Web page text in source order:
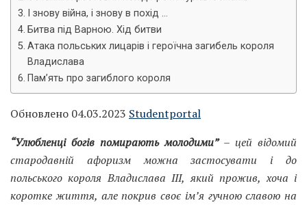
І знову війна, і знову в похід …
Битва під Варною. Хід битви
Атака польських лицарів і героїчна загибель короля
Владислава
Пам’ять про загиблого короля
Обновлено 04.03.2023 Studentportal
“Улюбленці богів помирають молодими”– цей відомий
стародавній афоризм можна застосувати і до
польського короля Владислава III, який прожив, хоча і
коротке життя, але покрив своє ім’я гучною славою на